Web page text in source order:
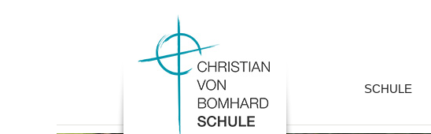
SCHULE